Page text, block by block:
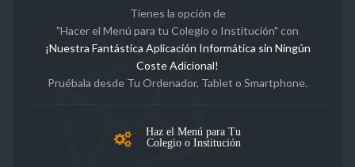
Tienes la opción de
"Hacer el Menú para tu Colegio o Institución" con
¡Nuestra Fantástica Aplicación Informática sin Ningún
Coste Adicional!
Pruébala desde Tu Ordenador, Tablet o Smartphone.
Haz el Menú para Tu
Colegio o Institución